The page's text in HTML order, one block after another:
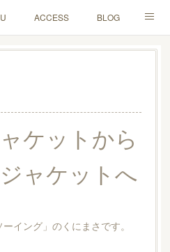
ACCESS BLOG
ケットから
ャケットへ
イング」のくにまさです。